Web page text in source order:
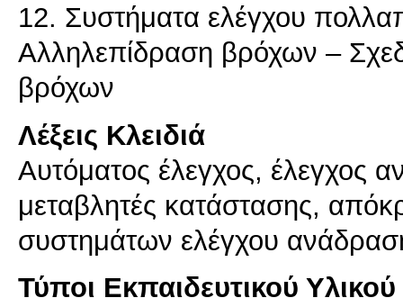
12. Συστήματα ελέγχου
Αλληλεπίδραση βρόχων –
Λέξεις Κλειδιά
Αυτόματος έλεγχος, έλεγχος
μεταβλητές κατάστασης,
συστημάτων ελέγχου
Τύποι Εκπαιδευτικού Υλικού